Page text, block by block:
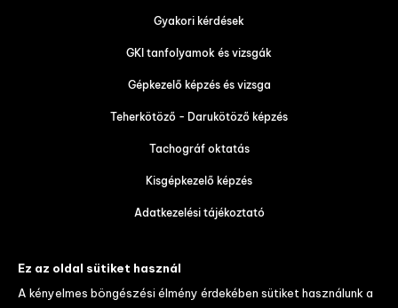
Ez az oldal sütiket használ
A kényelmes böngészési élmény érdekében sütiket használunk a
Gyakori kérdések
GKI tanfolyamok és vizsgák
Gépkezelő képzés és vizsga
Teherkötöző - Darukötöző képzés
Tachográf oktatás
Kisgépkezelő képzés
Adatkezelési tájékoztató
Díjtáblázat